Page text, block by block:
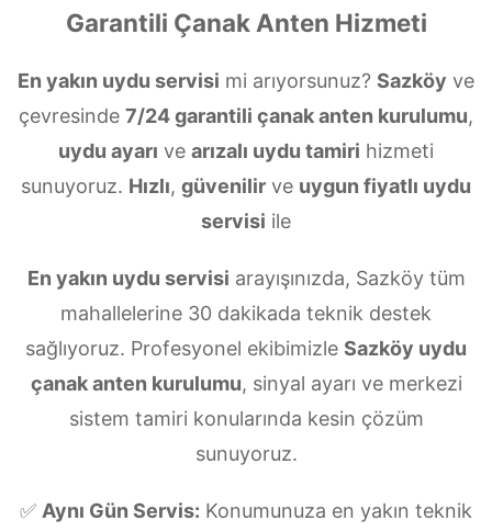
Garantili Çanak Anten Hizmeti
En yakın uydu servisi mi arıyorsunuz? Sazköy ve
çevresinde 7/24 garantili çanak anten kurulumu,
uydu ayarı ve arızalı uydu tamiri hizmeti
sunuyoruz. Hızlı, güvenilir ve uygun fiyatlı uydu
servisi ile
En yakın uydu servisi arayışınızda, Sazköy tüm
mahallelerine 30 dakikada teknik destek
sağlıyoruz. Profesyonel ekibimizle Sazköy uydu
çanak anten kurulumu, sinyal ayarı ve merkezi
sistem tamiri konularında kesin çözüm
sunuyoruz.
✅ Aynı Gün Servis: Konumunuza en yakın teknik